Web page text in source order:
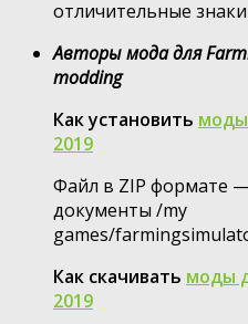
отличительные знаки
Авторы мода для
modding
Как установить моды
2019
Файл в ZIP формате
документы /my
games/
Как скачивать моды
2019